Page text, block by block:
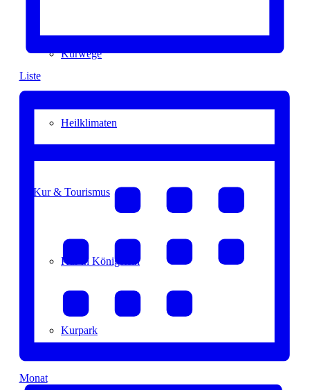
Kurwege
Heilklimaten
Kur & Tourismus
Kur in Königstein
Kurpark
Liste
Monat